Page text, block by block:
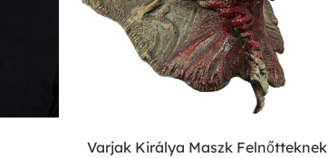
Varjak Királya Maszk Felnőtteknek